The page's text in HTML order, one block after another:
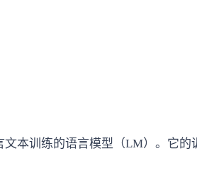
本训练的语言模型（LM）。它